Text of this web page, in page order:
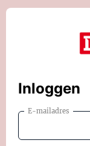
Inloggen
E-mailadres